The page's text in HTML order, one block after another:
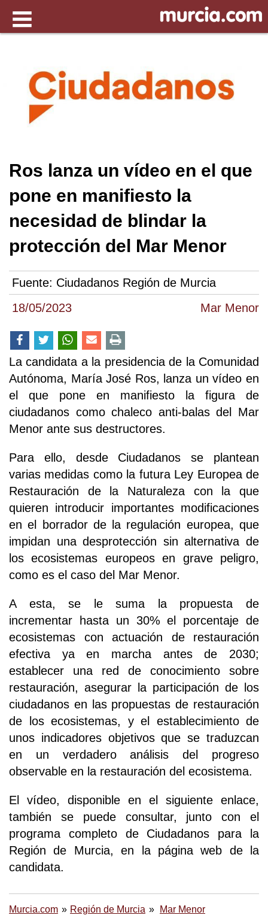
18/05/2023 Mar Menor
Ros lanza un vídeo en el que
pone en manifiesto la
necesidad de blindar la
protección del Mar Menor
Fuente: Ciudadanos Región de Murcia
La candidata a la presidencia de la Comunidad
Autónoma, María José Ros, lanza un vídeo en
el que pone en manifiesto la figura de
ciudadanos como chaleco anti-balas del Mar
Menor ante sus destructores.
Para ello, desde Ciudadanos se plantean
varias medidas como la futura Ley Europea de
Restauración de la Naturaleza con la que
quieren introducir importantes modificaciones
en el borrador de la regulación europea, que
impidan una desprotección sin alternativa de
los ecosistemas europeos en grave peligro,
como es el caso del Mar Menor.
A esta, se le suma la propuesta de
incrementar hasta un 30% el porcentaje de
ecosistemas con actuación de restauración
efectiva ya en marcha antes de 2030;
establecer una red de conocimiento sobre
restauración, asegurar la participación de los
ciudadanos en las propuestas de restauración
de los ecosistemas, y el establecimiento de
unos indicadores objetivos que se traduzcan
en un verdadero análisis del progreso
observable en la restauración del ecosistema.
El vídeo, disponible en el siguiente enlace,
también se puede consultar, junto con el
programa completo de Ciudadanos para la
Región de Murcia, en la página web de la
candidata.
Murcia.com Región de Murcia Mar Menor